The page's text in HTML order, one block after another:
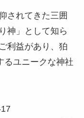
されてきた三囲
神」として知ら
利益があり、狛
るユニークな神社